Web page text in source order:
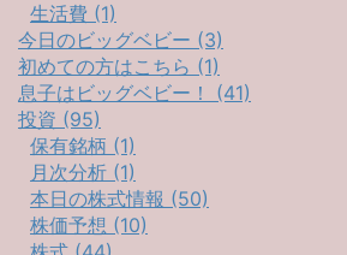
生活費 (1)
今日のビッグベビー (3)
初めての方はこちら (1)
息子はビッグベビー！ (41)
投資 (95)
保有銘柄 (1)
月次分析 (1)
本日の株式情報 (50)
株価予想 (10)